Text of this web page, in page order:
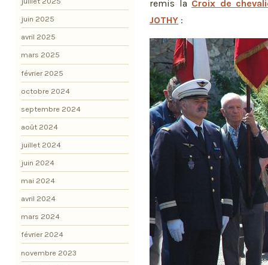
remis la Croix de
JOTHY :
juin 2025
avril 2025
mars 2025
février 2025
octobre 2024
septembre 2024
août 2024
juillet 2024
juin 2024
mai 2024
avril 2024
mars 2024
février 2024
novembre 2023